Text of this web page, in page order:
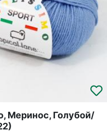
Меринос, Голубой/